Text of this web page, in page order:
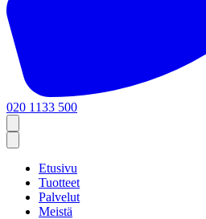
020 1133 500
Etusivu
Tuotteet
Palvelut
Meistä